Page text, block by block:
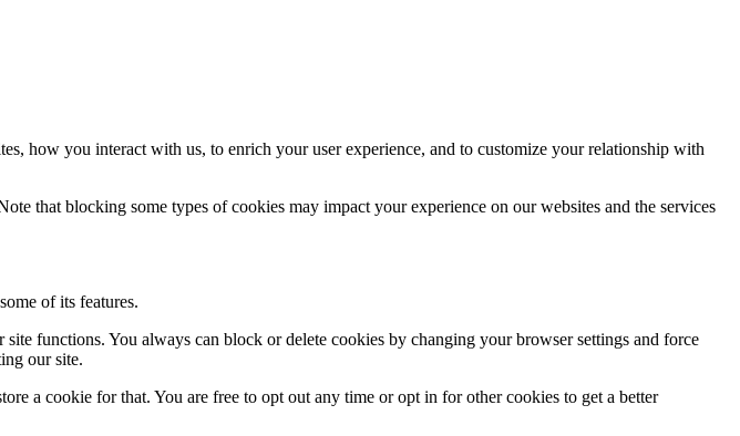
how you interact with us, to enrich your user experience, and to customize your relationship with
that blocking some types of cookies may impact your experience on our websites and the services
of its features.
functions. You always can block or delete cookies by changing your browser settings and force
our site.
a cookie for that. You are free to opt out any time or opt in for other cookies to get a better